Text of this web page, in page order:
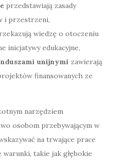
przedstawiają zasady
i przestrzeni,
wiedzę o otoczeniu
inicjatywy edukacyjne,
unijnymi zawierają
finansowanych ze
narzędziem
osobom przebywającym w
na trwające prace
takie jak głębokie